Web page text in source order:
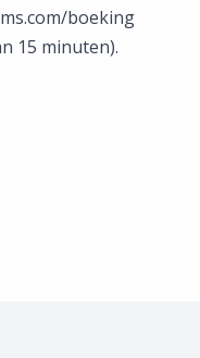
boeking
15 minuten).